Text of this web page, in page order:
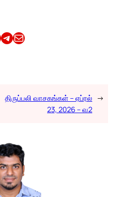
Share this article on TelegramEmail this Article
திருப்பலி வாசகங்கள் – ஏப்ரல்
23, 2026 – வ2
→